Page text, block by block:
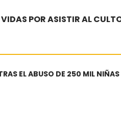
POR ASISTIR AL
EL ABUSO DE 250 MIL